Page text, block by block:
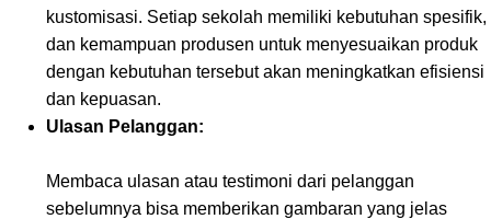
kustomisasi. Setiap sekolah memiliki kebutuhan spesifik,
dan kemampuan produsen untuk menyesuaikan produk
dengan kebutuhan tersebut akan meningkatkan efisiensi
dan kepuasan.
Ulasan Pelanggan:
Membaca ulasan atau testimoni dari pelanggan
sebelumnya bisa memberikan gambaran yang jelas